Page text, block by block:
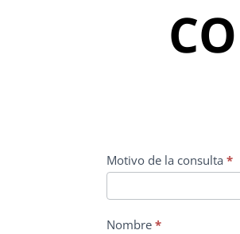
CONTACTO
PRINCIPAL
Motivo de la consulta*
Nombre*